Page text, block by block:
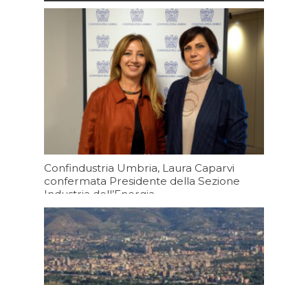
Confindustria Umbria, Laura Caparvi
confermata Presidente della Sezione
Industria dell’Energia
Oggi 13:10